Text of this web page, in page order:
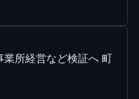
所経営など検証へ 町